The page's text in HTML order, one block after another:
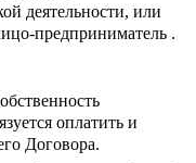
деятельности, или
предприниматель .
оплатить и
Договора.